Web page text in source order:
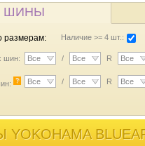
ШИНЫ
размерам: Наличие >= 4 шт.:
шин: Все / Все R Все
? Все / Все R Все